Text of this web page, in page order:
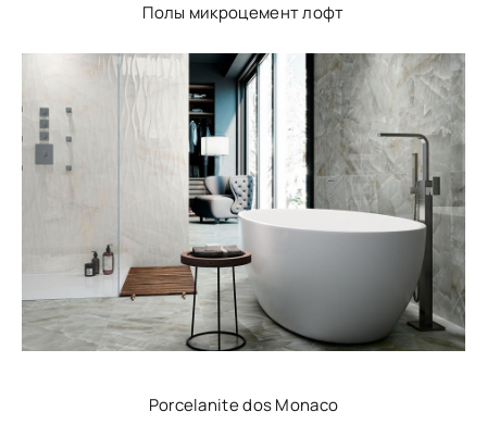
Полы микроцемент лофт
Porcelanite dos Monaco